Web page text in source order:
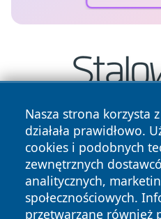
Nasza strona korzysta
działała prawidłowo.
cookies i podobnych
zewnętrznych
analitycznych,
społecznościowych.
przetwarzane również
Copyright © 2026
zastrzeżone.